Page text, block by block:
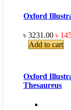
Oxford
৳ 3231.00 ৳
Add to cart
Oxford
Thesaureus